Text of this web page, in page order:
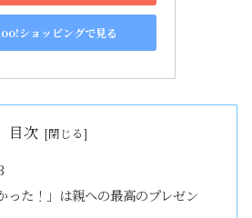
ショッピングで見る
目次
った！」は親への最高のプレゼン